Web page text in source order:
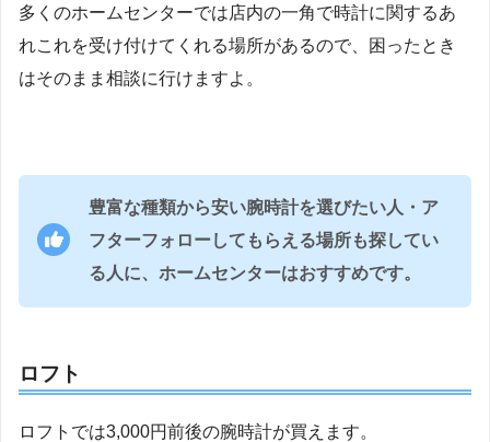
多くのホームセンターでは店内の一角で時計に関するあ
れこれを受け付けてくれる場所があるので、困ったとき
はそのまま相談に行けますよ。
豊富な種類から安い腕時計を選びたい人・ア
フターフォローしてもらえる場所も探してい
る人に、ホームセンターはおすすめです。
ロフト
ロフトでは3,000円前後の腕時計が買えます。